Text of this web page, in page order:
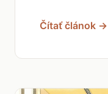
Čítať článok →